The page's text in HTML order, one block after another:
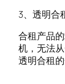
3、透明合
合租产品
机，无法
透明合租的